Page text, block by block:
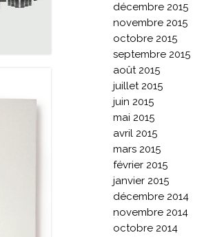
décembre 2015
novembre 2015
octobre 2015
septembre 2015
août 2015
juillet 2015
juin 2015
mai 2015
avril 2015
mars 2015
février 2015
janvier 2015
décembre 2014
novembre 2014
octobre 2014